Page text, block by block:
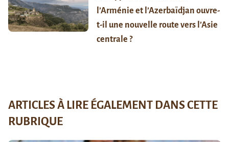
l’Arménie et l’Azerbaïdjan ouvre-
t-il une nouvelle route vers l’Asie
centrale ?
ARTICLES À LIRE ÉGALEMENT DANS CETTE
RUBRIQUE